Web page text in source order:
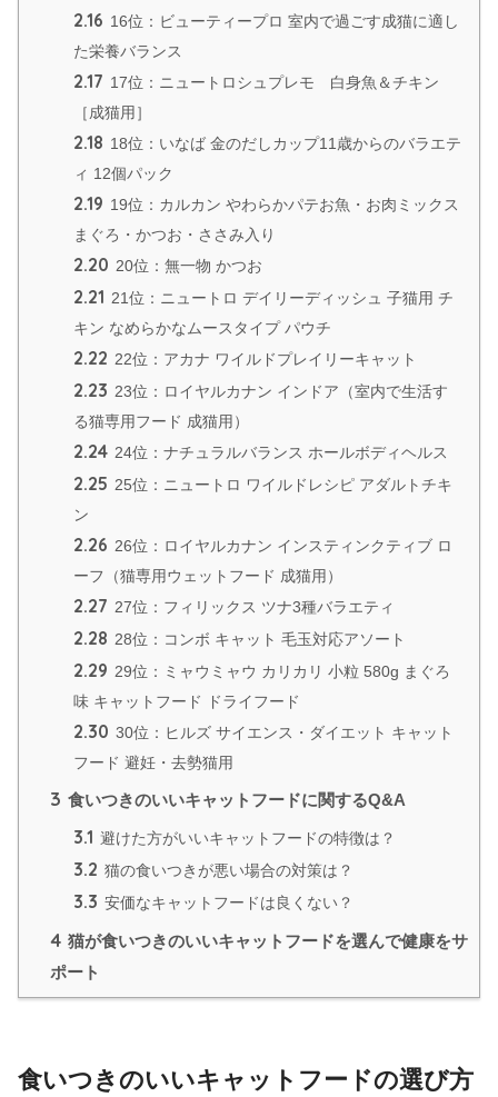
2.16 16位：ビューティープロ 室内で過ごす成猫に適し
た栄養バランス
2.17 17位：ニュートロシュプレモ 白身魚＆チキン
［成猫用］
2.18 18位：いなば 金のだしカップ11歳からのバラエテ
ィ 12個パック
2.19 19位：カルカン やわらかパテお魚・お肉ミックス
まぐろ・かつお・ささみ入り
2.20 20位：無一物 かつお
2.21 21位：ニュートロ デイリーディッシュ 子猫用 チ
キン なめらかなムースタイプ パウチ
2.22 22位：アカナ ワイルドプレイリーキャット
2.23 23位：ロイヤルカナン インドア（室内で生活す
る猫専用フード 成猫用）
2.24 24位：ナチュラルバランス ホールボディヘルス
2.25 25位：ニュートロ ワイルドレシピ アダルトチキ
ン
2.26 26位：ロイヤルカナン インスティンクティブ ロ
ーフ（猫専用ウェットフード 成猫用）
2.27 27位：フィリックス ツナ3種バラエティ
2.28 28位：コンボ キャット 毛玉対応アソート
2.29 29位：ミャウミャウ カリカリ 小粒 580g まぐろ
味 キャットフード ドライフード
2.30 30位：ヒルズ サイエンス・ダイエット キャット
フード 避妊・去勢猫用
3 食いつきのいいキャットフードに関するQ&A
3.1 避けた方がいいキャットフードの特徴は？
3.2 猫の食いつきが悪い場合の対策は？
3.3 安価なキャットフードは良くない？
4 猫が食いつきのいいキャットフードを選んで健康をサ
ポート
食いつきのいいキャットフードの選び方